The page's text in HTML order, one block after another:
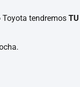
Toyota tendremosTU